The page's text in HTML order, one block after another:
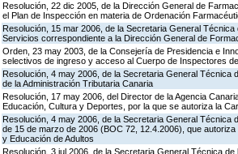
Resolución, 22 dic 2005, de la Dirección General de
el Plan de Inspección en materia de Ordenación
Resolución, 15 mar 2006, de la Secretaria General
Servicios correspondiente a la Dirección General de
Orden, 23 may 2003, de la Consejería de Presidencia e
selectivos de ingreso y acceso al Cuerpo de Inspectores
Resolución, 4 may 2006, de la Secretaria General
de la Administración Tributaria Canaria
Resolución, 17 may 2006, del Director de la Agencia
Educación, Cultura y Deportes, por la que se autoriza la
Resolución, 4 may 2006, de la Secretaria General
de 15 de marzo de 2006 (BOC 72, 12.4.2006), que
y Educación de Adultos
Resolución, 3 jul 2006, de la Secretaria General Técnica